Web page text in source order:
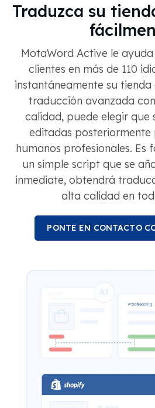
Traduzca su
MotaWord Active le
clientes en más de 110
instantáneamente su
traducción avanzada
calidad, puede elegir que
editadas
humanos profesionales. Es
un simple script que se
inmediate, obtendrá
alta calidad en
PONTE EN CONTACTO